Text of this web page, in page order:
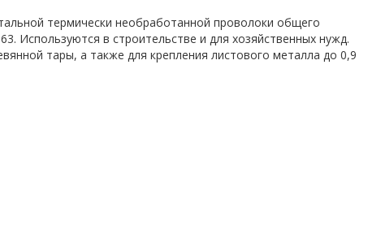
термически необработанной проволоки общего
Используются в строительстве и для хозяйственных нужд.
тары, а также для крепления листового металла до 0,9